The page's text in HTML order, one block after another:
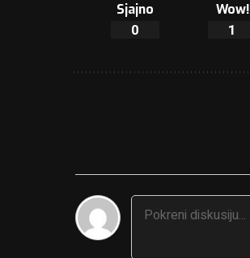
Sjajno
0
Wow!
1